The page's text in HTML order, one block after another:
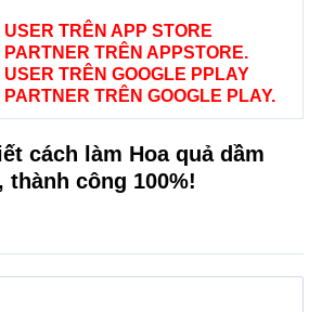
TRÊN APP STORE
TRÊN APPSTORE.
TRÊN GOOGLE PPLAY
TRÊN GOOGLE PLAY.
cách làm Hoa quả dầm
thành công 100%!